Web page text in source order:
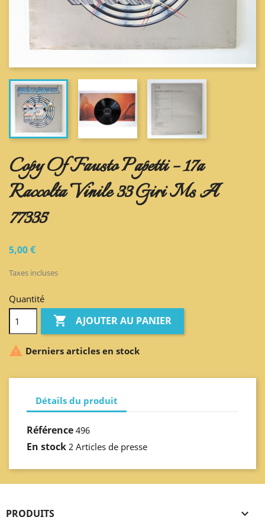
Copy Of Fausto Papetti ‎– 17a
Raccolta Vinile 33 Giri Ms A
77335
5,00 €
Taxes incluses
Quantité
 AJOUTER AU PANIER
 Derniers articles en stock
Détails du produit
Référence 496
En stock 2 Articles de presse
PRODUITS 